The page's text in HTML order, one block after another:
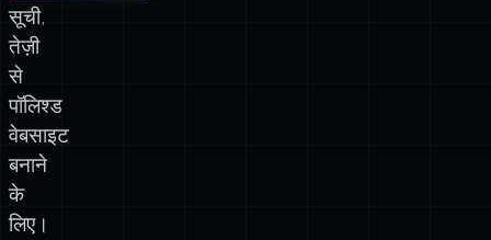
सूची,
तेज़ी
से
पॉलिश्ड
वेबसाइट
बनाने
के
लिए।